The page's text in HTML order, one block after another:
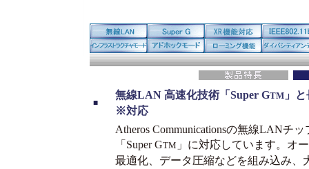
■
無線LAN 高速化技術「Super GTM 」
※対応
Atheros Communicationsの無線LANチ
「Super GTM 」に対応しています。オ
最適化、データ圧縮などを組み込み、